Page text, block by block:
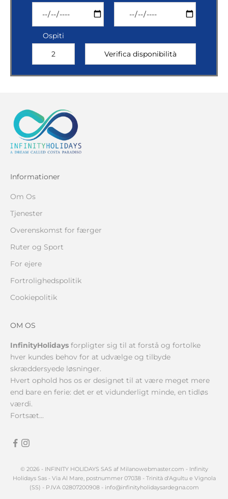
Ospiti
Informationer
Om Os
Tjenester
Overenskomst for færger
Ruter og Sport
For ejere
Fortrolighedspolitik
Cookiepolitik
OM OS
InfinityHolidays forpligter sig til at forstå og fortolke
hver kundes behov for at udvælge og tilbyde
skræddersyede løsninger.
Hvert ophold hos os er designet til at være meget mere
end bare en ferie: det er et vidunderligt minde, en tidløs
værdi.
Fortsæt...
© 2026 - INFINITY HOLIDAYS SAS af Milanowebmaster.com - Infinity
Holidays Sas - Via Al Mare, postnummer 07038 - Trinità d'Agultu e Vignola
(SS) - P.IVA 02807200908 - info@infinityholidaysardegna.com